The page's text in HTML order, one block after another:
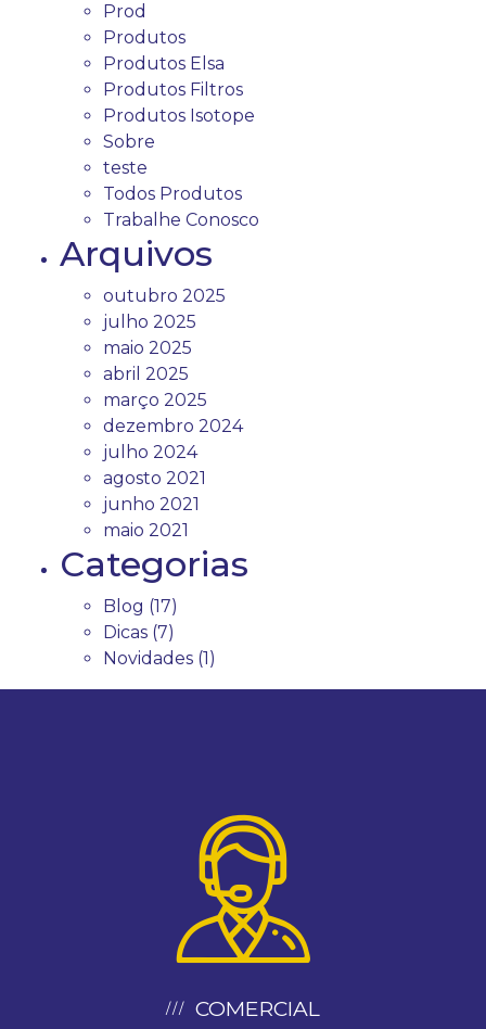
Prod
Produtos
Produtos Elsa
Produtos Filtros
Produtos Isotope
Sobre
teste
Todos Produtos
Trabalhe Conosco
Arquivos
outubro 2025
julho 2025
maio 2025
abril 2025
março 2025
dezembro 2024
julho 2024
agosto 2021
junho 2021
maio 2021
Categorias
Blog (17)
Dicas (7)
Novidades (1)
COMERCIAL